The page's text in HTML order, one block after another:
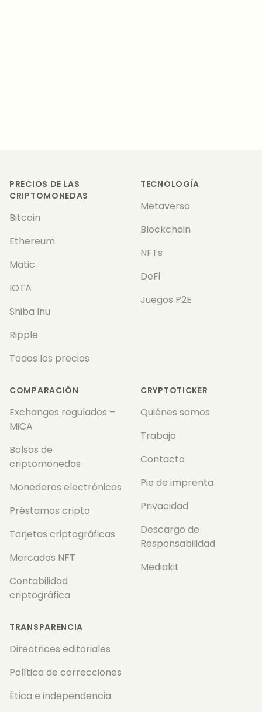
PRECIOS DE LAS
CRIPTOMONEDAS
Bitcoin
Ethereum
Matic
IOTA
Shiba Inu
Ripple
Todos los precios
TECNOLOGÍA
Metaverso
Blockchain
NFTs
DeFi
Juegos P2E
COMPARACIÓN
Exchanges regulados –
MiCA
Bolsas de
criptomonedas
Monederos electrónicos
Préstamos cripto
Tarjetas criptográficas
Mercados NFT
Contabilidad
criptográfica
CRYPTOTICKER
Quiénes somos
Trabajo
Contacto
Pie de imprenta
Privacidad
Descargo de
Responsabilidad
Mediakit
TRANSPARENCIA
Directrices editoriales
Política de correcciones
Ética e independencia